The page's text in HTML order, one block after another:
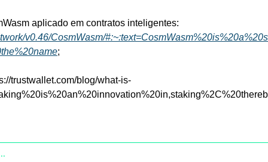
v0.46/CosmWasm/
;
trustwallet.com/blog/what-is-